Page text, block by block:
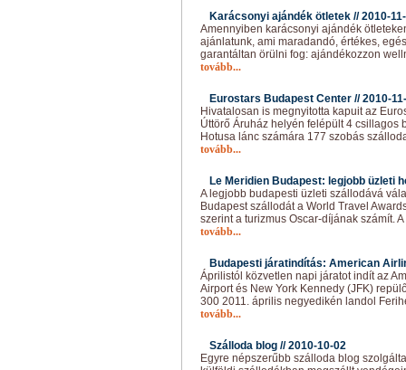
Karácsonyi ajándék ötletek //2010-
Amennyiben karácsonyi ajándék
ajánlatunk, ami maradandó, értékes,
garantáltan örülni fog: ajándékozzon
tovább...
Eurostars Budapest Center //2010-
Hivatalosan is megnyitotta kapuit az
Úttörő Áruház helyén felépült 4 csillagos
Hotusa lánc számára 177 szobás
tovább...
Le Meridien Budapest: legjobb üzleti
A legjobb budapesti üzleti szállodává
Budapest szállodát a World Travel
szerint a turizmus Oscar-díjának számít.
tovább...
Budapesti járatindítás: American
Áprilistól közvetlen napi járatot indít az
Airport és New York Kennedy (JFK)
300 2011. április negyedikén landol
tovább...
Szálloda blog //2010-10-02
Egyre népszerűbb szálloda blog